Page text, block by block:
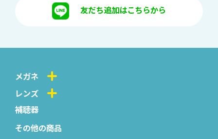
友だち追加はこちらから
メガネ
レンズ
補聴器
その他の商品